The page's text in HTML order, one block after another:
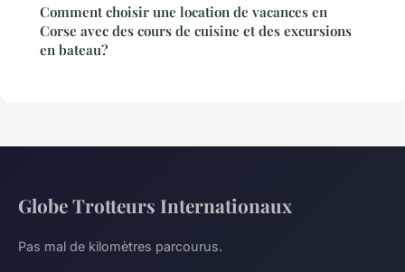
Comment choisir une location de vacances en
Corse avec des cours de cuisine et des excursions
en bateau?
Globe Trotteurs Internationaux
Pas mal de kilomètres parcourus.